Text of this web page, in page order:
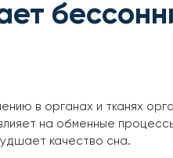
в органах и тканях
на обменные
качество сна.